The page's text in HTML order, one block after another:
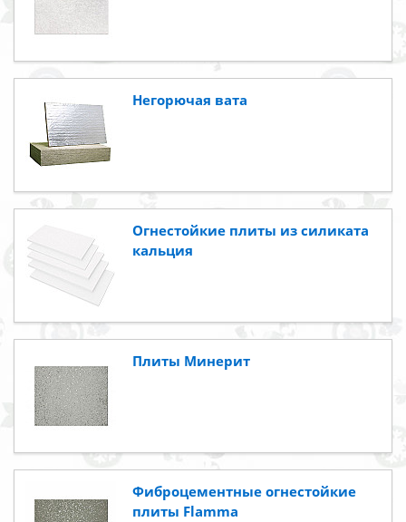
Негорючая вата
Огнестойкие плиты из силиката
кальция
Плиты Минерит
Фиброцементные огнестойкие
плиты Flamma